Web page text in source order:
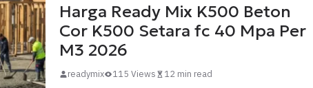
Harga Ready Mix K500 Beton
Cor K500 Setara fc 40 Mpa Per
M3 2026
readymix 115 Views 12 min read